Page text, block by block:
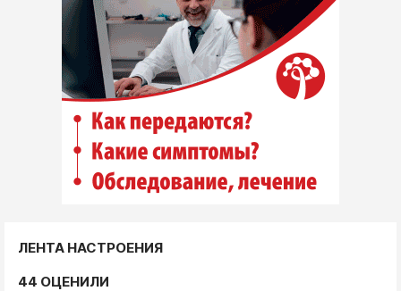
ЛЕНТА НАСТРОЕНИЯ
44 ОЦЕНИЛИ